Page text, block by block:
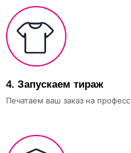
4. Запускаем тираж
Печатаем ваш заказ на